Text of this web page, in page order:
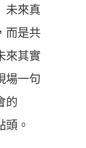
未來真
而是共
來其實
場一句
的
。